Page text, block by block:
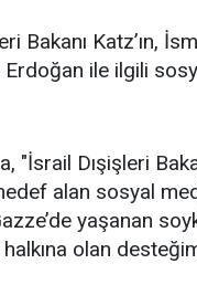
Bakanı Katz’ın,
ile ilgili
"İsrail Dışişleri
alan sosyal
yaşanan
olan